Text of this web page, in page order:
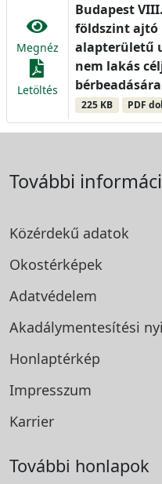
Megnéz
Letöltés
Budapest
földszint ajtó
alapterületű
nem lakás
225 KB PDF
További
Közérdekű adatok
Okostérképek
Adatvédelem
Akadálymentesítési
Honlaptérkép
Impresszum
Karrier
További honlapok